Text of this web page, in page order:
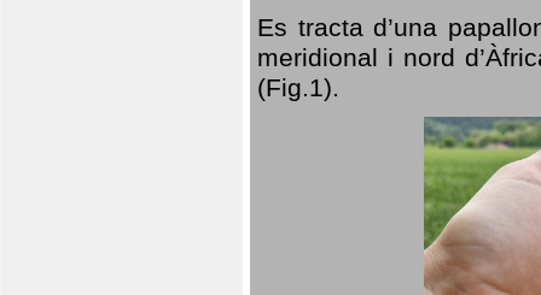
Es tracta d’una
meridional i nord
(Fig.1).